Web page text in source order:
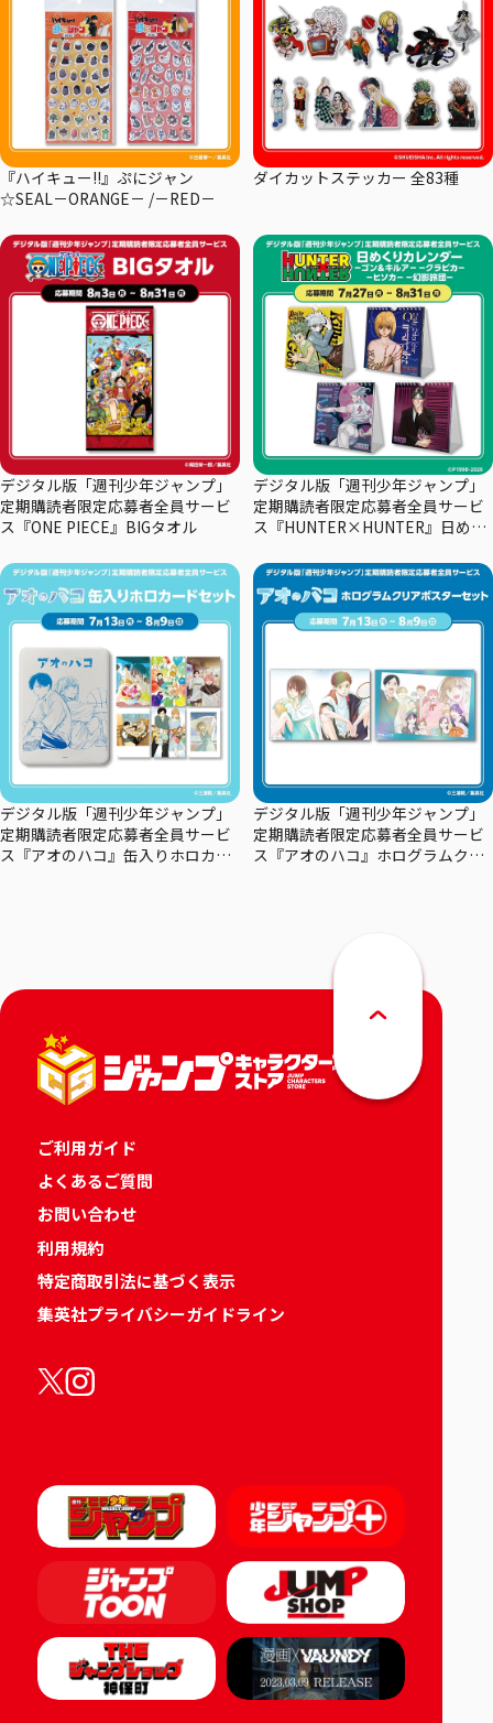
『ハイキュー!!』ぷにジャン
☆SEAL－ORANGE－ /－RED－
ダイカットステッカー 全83種
デジタル版「週刊少年ジャンプ」
定期購読者限定応募者全員サービ
ス『ONE PIECE』BIGタオル
デジタル版「週刊少年ジャンプ」
定期購読者限定応募者全員サービ
ス『HUNTER×HUNTER』日めく
デジタル版「週刊少年ジャンプ」
定期購読者限定応募者全員サービ
ス『アオのハコ』缶入りホロカー
デジタル版「週刊少年ジャンプ」
定期購読者限定応募者全員サービ
ス『アオのハコ』ホログラムクリ
ご利用ガイド
よくあるご質問
お問い合わせ
利用規約
特定商取引法に基づく表示
集英社プライバシーガイドライン